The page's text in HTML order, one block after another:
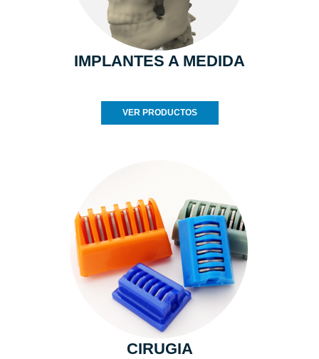
IMPLANTES A MEDIDA
VER PRODUCTOS
CIRUGIA